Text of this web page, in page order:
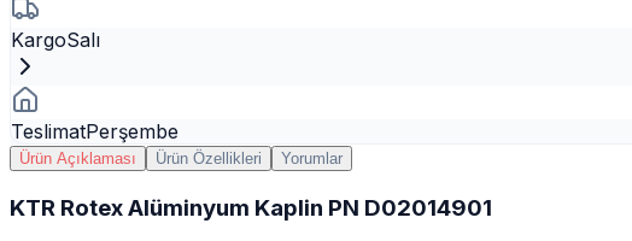
KargoSalı
TeslimatPerşembe
Ürün Açıklaması Ürün Özellikleri Yorumlar
KTR Rotex Alüminyum Kaplin PN D02014901